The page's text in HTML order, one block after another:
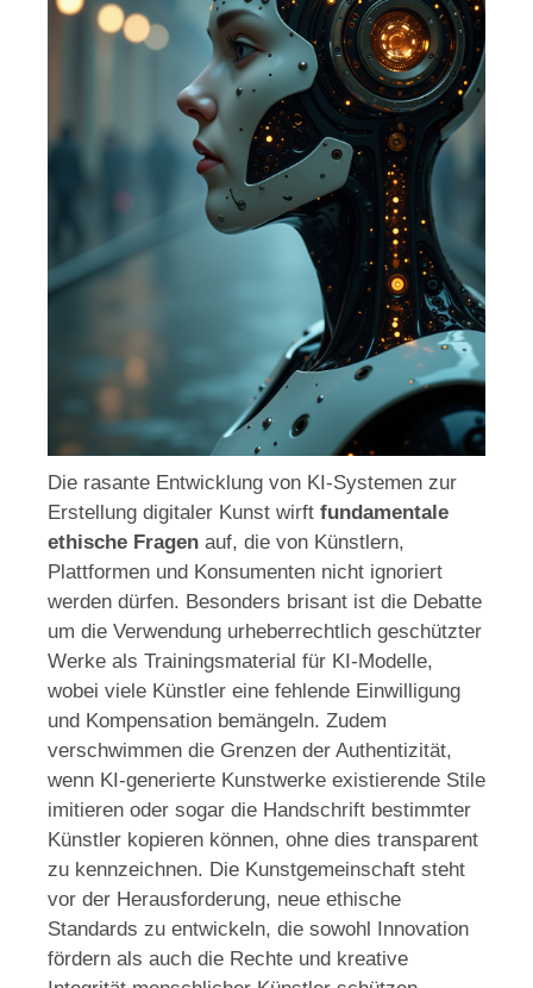
Die rasante Entwicklung von KI-Systemen zur
Erstellung digitaler Kunst wirft fundamentale
ethische Fragen auf, die von Künstlern,
Plattformen und Konsumenten nicht ignoriert
werden dürfen. Besonders brisant ist die Debatte
um die Verwendung urheberrechtlich geschützter
Werke als Trainingsmaterial für KI-Modelle,
wobei viele Künstler eine fehlende Einwilligung
und Kompensation bemängeln. Zudem
verschwimmen die Grenzen der Authentizität,
wenn KI-generierte Kunstwerke existierende Stile
imitieren oder sogar die Handschrift bestimmter
Künstler kopieren können, ohne dies transparent
zu kennzeichnen. Die Kunstgemeinschaft steht
vor der Herausforderung, neue ethische
Standards zu entwickeln, die sowohl Innovation
fördern als auch die Rechte und kreative